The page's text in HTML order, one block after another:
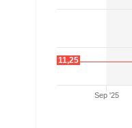
Sep '25
11,25